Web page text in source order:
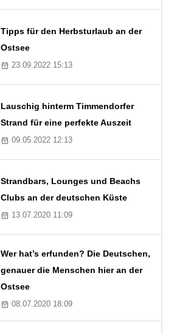
Tipps für den Herbsturlaub an der
Ostsee
23.09.2022 15:13
Lauschig hinterm Timmendorfer
Strand für eine perfekte Auszeit
09.05.2022 12:13
Strandbars, Lounges und Beachs
Clubs an der deutschen Küste
13.07.2020 11:09
Wer hat’s erfunden? Die Deutschen,
genauer die Menschen hier an der
Ostsee
08.07.2020 18:09